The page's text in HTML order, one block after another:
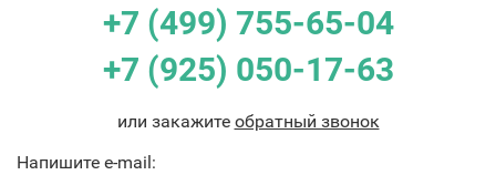
+7 (499) 755-65-04
+7 (925) 050-17-63
или закажите обратный звонок
Напишите e-mail: